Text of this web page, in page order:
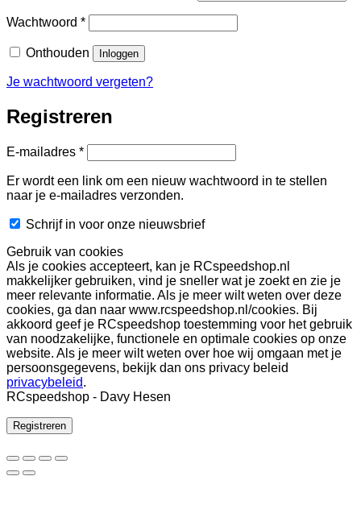
Wachtwoord *Vereist
Onthouden Inloggen
Je wachtwoord vergeten?
Registreren
E-mailadres *Vereist
Er wordt een link om een nieuw wachtwoord in te stellen
naar je e-mailadres verzonden.
Schrijf in voor onze nieuwsbrief
Gebruik van cookies
Als je cookies accepteert, kan je RCspeedshop.nl
makkelijker gebruiken, vind je sneller wat je zoekt en zie je
meer relevante informatie. Als je meer wilt weten over deze
cookies, ga dan naar www.rcspeedshop.nl/cookies. Bij
akkoord geef je RCspeedshop toestemming voor het gebruik
van noodzakelijke, functionele en optimale cookies op onze
website. Als je meer wilt weten over hoe wij omgaan met je
persoonsgegevens, bekijk dan ons privacy beleid
privacybeleid.
RCspeedshop - Davy Hesen
Registreren